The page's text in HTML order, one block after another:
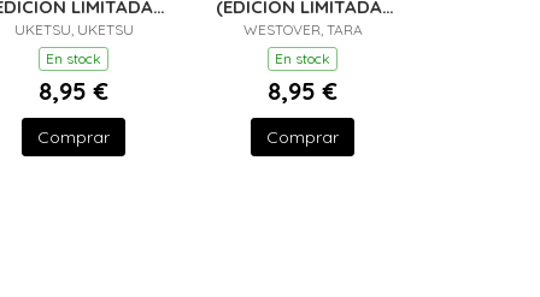
LIMITADA ·
VERANO)
UKETSU, UKETSU
En stock
8,95 €
Comprar
(EDICIÓN LIMITADA ·
VERANO)
WESTOVER, TARA
En stock
8,95 €
Comprar